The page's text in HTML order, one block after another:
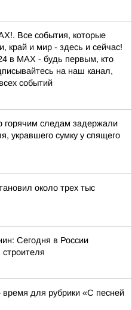
Все события, которые
край и мир - здесь и сейчас!
в MAX - будь первым, кто
на наш канал,
событий
горячим следам задержали
укравшего сумку у спящего
около трех тыс
Сегодня в России
для рубрики «С песней